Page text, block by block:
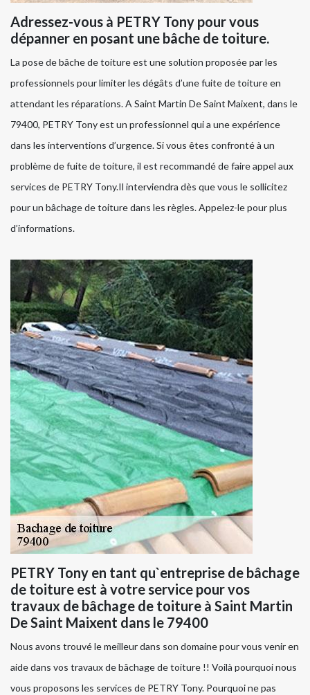
Adressez-vous à PETRY Tony pour vous
dépanner en posant une bâche de toiture.
La pose de bâche de toiture est une solution proposée par les
professionnels pour limiter les dégâts d’une fuite de toiture en
attendant les réparations. A Saint Martin De Saint Maixent, dans le
79400, PETRY Tony est un professionnel qui a une expérience
dans les interventions d’urgence. Si vous êtes confronté à un
problème de fuite de toiture, il est recommandé de faire appel aux
services de PETRY Tony.Il interviendra dès que vous le sollicitez
pour un bâchage de toiture dans les règles. Appelez-le pour plus
d’informations.
PETRY Tony en tant qu`entreprise de bâchage
de toiture est à votre service pour vos
travaux de bâchage de toiture à Saint Martin
De Saint Maixent dans le 79400
Nous avons trouvé le meilleur dans son domaine pour vous venir en
aide dans vos travaux de bâchage de toiture !! Voilà pourquoi nous
vous proposons les services de PETRY Tony. Pourquoi ne pas